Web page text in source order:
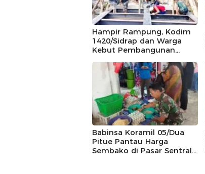
Hampir Rampung, Kodim
1420/Sidrap dan Warga
Kebut Pembangunan
Hingga 89 Persen
Babinsa Koramil 05/Dua
Pitue Pantau Harga
Sembako di Pasar Sentral